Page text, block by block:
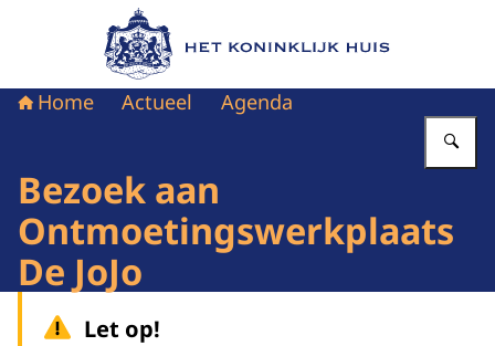
Naar de homepage van Het Koninklijk Huis
Home Actueel Agenda
Bezoek aan
Ontmoetingswerkplaats
De JoJo
Let op!